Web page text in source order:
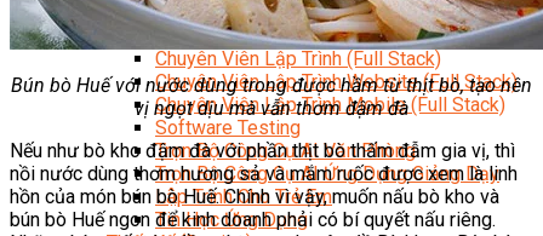
Data Visualization (Trực Quan Hóa Dữ Liệu)
Data System (Quản Trị Dữ Liệu)
Chuyên Viên Lập Trình (Full Stack)
Chuyên Viên Lập Trình Website (Full Stack)
Chuyên Viên Lập Trình Mobile (Full Stack)
Software Testing
Trọn Bộ Công Cụ AI Văn Phòng
Trọn Bộ Công Cụ AI Ứng Dụng Giảng Dạy
Lập Trình Cho Trẻ Em
Tin Học Ứng Dụng
Bún bò Huế với nước dùng trong được hầm từ thịt bò, tạo nên
vị ngọt dịu mà vẫn thơm đậm đà
Nếu như bò kho đậm đà với phần thịt bò thấm đẫm gia vị, thì
nồi nước dùng thơm hương sả và mắm ruốc được xem là linh
hồn của món bún bò Huế. Chính vì vậy, muốn nấu bò kho và
bún bò Huế ngon để kinh doanh phải có bí quyết nấu riêng.